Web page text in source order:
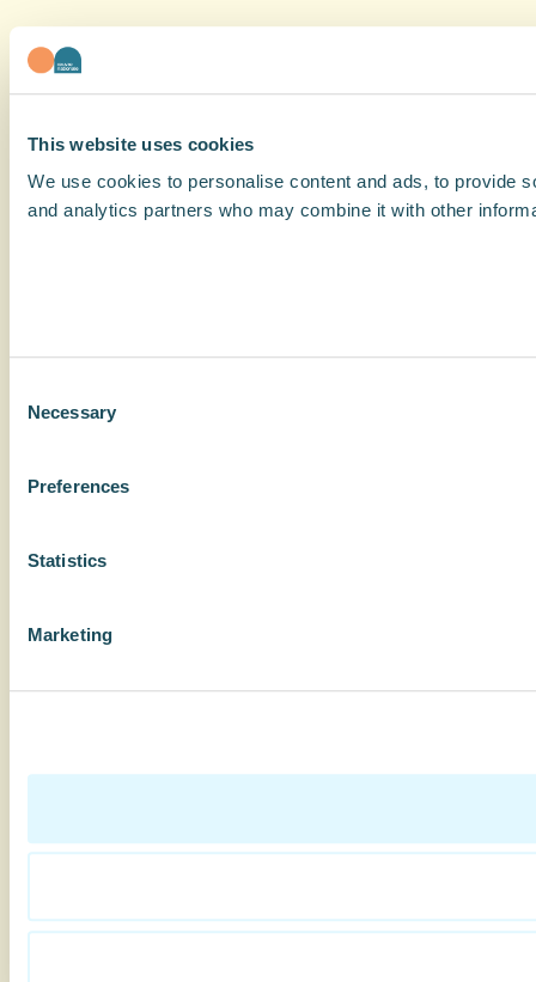
This website uses cookies
We use cookies to personalise content and ads, to provide
and analytics partners who may combine it with other
Selection
Necessary
Preferences
Statistics
Marketing